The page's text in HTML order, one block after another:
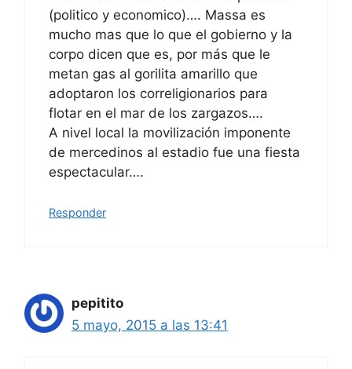
(politico y economico)…. Massa es
mucho mas que lo que el gobierno y la
corpo dicen que es, por más que le
metan gas al gorilita amarillo que
adoptaron los correligionarios para
flotar en el mar de los zargazos….
A nivel local la movilización imponente
de mercedinos al estadio fue una fiesta
espectacular….
Responder
pepitito
5 mayo, 2015 a las 13:41